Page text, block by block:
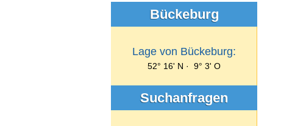
Bückeburg
Lage von Bückeburg:
52° 16' N · 9° 3' O
Suchanfragen